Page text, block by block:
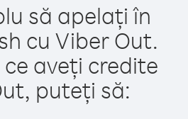
să apelați în
cu Viber Out.
aveți credite
puteți să: